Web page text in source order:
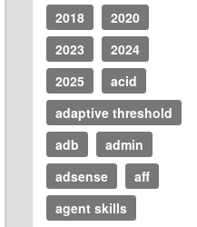
2018
2020
2023
2024
2025
acid
adaptive threshold
adb
admin
adsense
aff
agent skills